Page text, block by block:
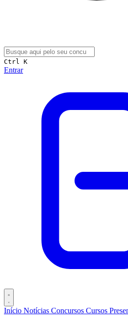
Ctrl K
Entrar
Início Notícias Concursos Cursos